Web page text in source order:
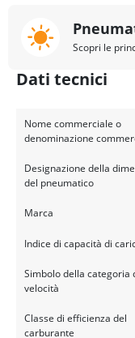
Scopri le
Dati tecnici
Nome commerciale o
denominazione
Designazione della
del pneumatico
Marca
Indice di capacità di
Simbolo della categoria
velocità
Classe di efficienza del
carburante